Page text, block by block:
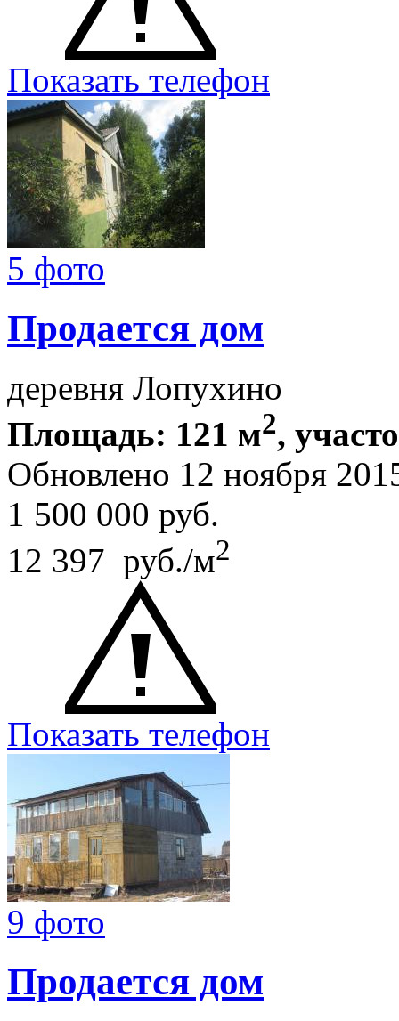
Показать телефон
5 фото
Продается дом
деревня Лопухино
Площадь: 121 м2,
Обновлено 12 ноября
1 500 000 руб.
12 397 руб./м2
Показать телефон
9 фото
Продается дом